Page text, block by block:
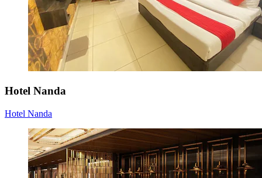
Hotel Nanda
Hotel Nanda